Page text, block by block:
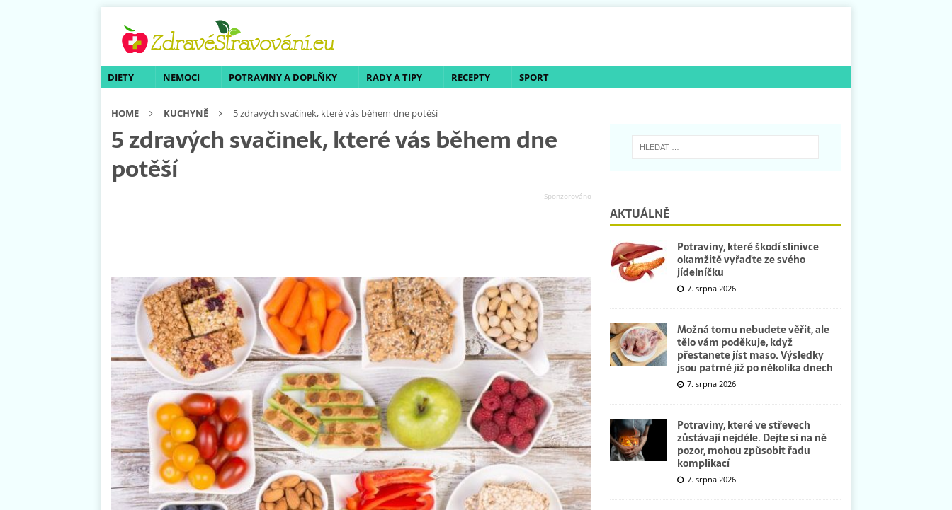
DIETY NEMOCI POTRAVINY A DOPLŇKY RADY A TIPY RECEPTY SPORT
HOME KUCHYNĚ 5 zdravých svačinek, které vás během dne potěší
5 zdravých svačinek, které vás během dne
potěší
AKTUÁLNĚ
Potraviny, které škodí slinivce
okamžitě vyřaďte ze svého
jídelníčku
7. srpna 2026
Možná tomu nebudete věřit, ale
tělo vám poděkuje, když
přestanete jíst maso. Výsledky
jsou patrné již po několika dnech
7. srpna 2026
Potraviny, které ve střevech
zůstávají nejdéle. Dejte si na ně
pozor, mohou způsobit řadu
komplikací
7. srpna 2026